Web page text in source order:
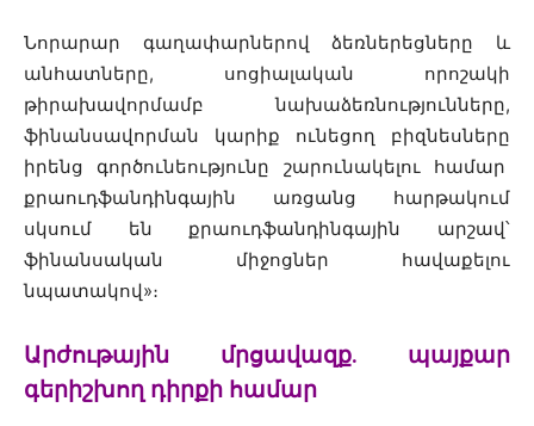
Նորարար գաղափարներով ձեռներեցները և
անհատները, սոցիալական որոշակի
թիրախավորմամբ նախաձեռնությունները,
ֆինանսավորման կարիք ունեցող բիզնեսները
իրենց գործունեությունը շարունակելու համար
քրաուդֆանդինգային առցանց հարթակում
սկսում են քրաուդֆանդինգային արշավ՝
ֆինանսական միջոցներ հավաքելու
նպատակով»։
Արժութային մրցավազք. պայքար
գերիշխող դիրքի համար